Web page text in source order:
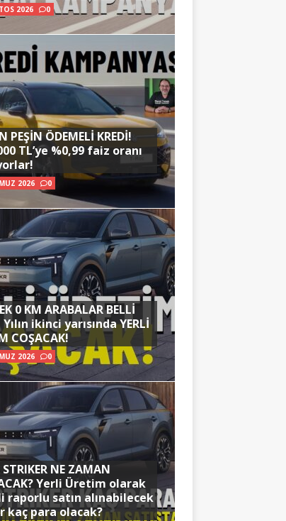
2026 0
PEŞİN ÖDEMELİ KREDİ!
TL’ye %0,99 faiz oranı
2026 0
0 KM ARABALAR BELLİ
ikinci yarısında YERLİ
COŞACAK!
2026 0
NE ZAMAN
Yerli Üretim olarak
raporlu satın alınabilecek
kaç para olacak?